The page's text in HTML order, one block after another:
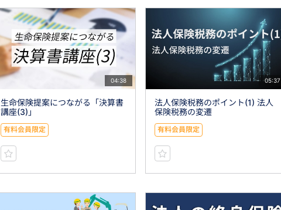
04:38
生命保険提案につながる「決算書
講座(3)」
有料会員限定
05:37
法人保険税務のポイント(1) 法人
保険税務の変遷
有料会員限定